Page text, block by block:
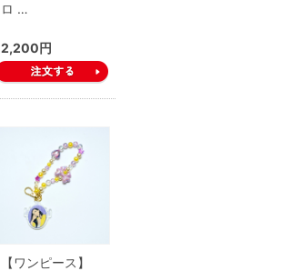
ロ …
2,200円
【ワンピース】